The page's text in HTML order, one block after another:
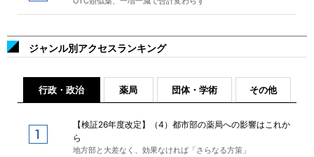
ジャンル別アクセスランキング
行政・政治 薬局 団体・学術 その他
【検証26年度改定】（4）都市部の薬局への影響はこれか
ら
地方部と大差なく、効果なければ「さらなる方策」